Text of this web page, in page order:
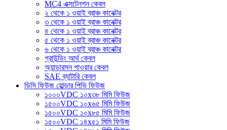
MC4 এক্সটেনশন কেবল
২ থেকে ১ ওয়াই ব্রাঞ্চ কানেক্টর
৩ থেকে ১ ওয়াই ব্রাঞ্চ কানেক্টর
৪ থেকে ১ ওয়াই ব্রাঞ্চ কানেক্টর
৫ থেকে ১ ওয়াই ব্রাঞ্চ কানেক্টর
৬ থেকে ১ ওয়াই ব্রাঞ্চ কানেক্টর
গ্রাউন্ডিং আর্থ কেবল
অ্যান্ডারসন পাওয়ার কেবল
SAE ব্যাটারি কেবল
ডিসি ফিউজ হোল্ডার পিভি ফিউজ
১০০০VDC ১০x৩৮ মিমি ফিউজ
১৫০০VDC ১০x৬৫ মিমি ফিউজ
১৫০০VDC ১০x৮৫ মিমি ফিউজ
১৫০০VDC ১৪x৫১ মিমি ফিউজ